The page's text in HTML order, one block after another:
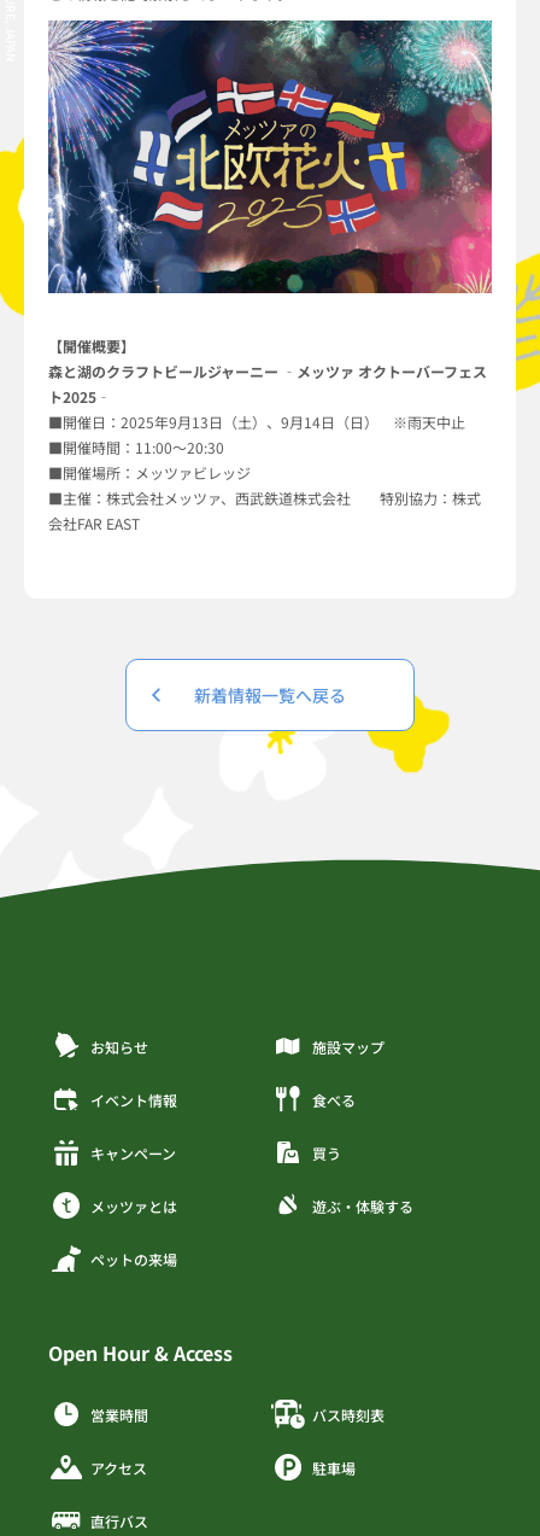
【開催概要】
森と湖のクラフトビールジャーニー ‐メッツァ オクトーバーフェス
ト2025‐
■開催日：2025年9月13日（土）、9月14日（日） ※雨天中止
■開催時間：11:00～20:30
■開催場所：メッツァビレッジ
■主催：株式会社メッツァ、西武鉄道株式会社 特別協力：株式
会社FAR EAST
新着情報一覧へ戻る
お知らせ
イベント情報
キャンペーン
メッツァとは
ペットの来場
施設マップ
食べる
買う
遊ぶ・体験する
Open Hour & Access
営業時間
アクセス
直行バス
バス時刻表
駐車場